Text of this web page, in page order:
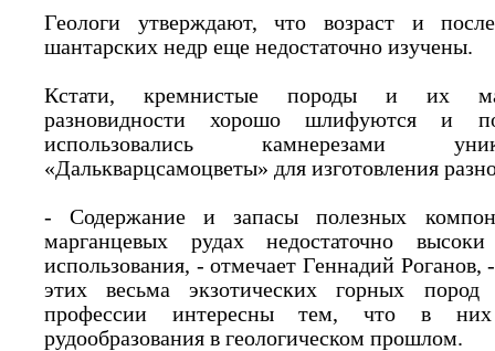
Геологи утверждают, что возраст и
шантарских недр еще недостаточно изучены.
Кстати, кремнистые породы и их
разновидности хорошо шлифуются и
использовались камнерезами
«Далькварцсамоцветы» для изготовления
- Содержание и запасы полезных
марганцевых рудах недостаточно
использования, - отмечает Геннадий
этих весьма экзотических горных пород
профессии интересны тем, что в
рудообразования в геологическом прошлом.